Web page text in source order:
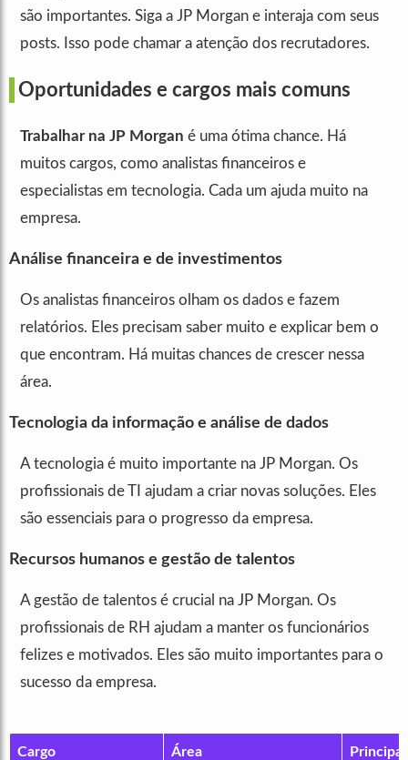
são importantes. Siga a JP Morgan e interaja com seus
posts. Isso pode chamar a atenção dos recrutadores.
Oportunidades e cargos mais comuns
Trabalhar na JP Morgan é uma ótima chance. Há
muitos cargos, como analistas financeiros e
especialistas em tecnologia. Cada um ajuda muito na
empresa.
Análise financeira e de investimentos
Os analistas financeiros olham os dados e fazem
relatórios. Eles precisam saber muito e explicar bem o
que encontram. Há muitas chances de crescer nessa
área.
Tecnologia da informação e análise de dados
A tecnologia é muito importante na JP Morgan. Os
profissionais de TI ajudam a criar novas soluções. Eles
são essenciais para o progresso da empresa.
Recursos humanos e gestão de talentos
A gestão de talentos é crucial na JP Morgan. Os
profissionais de RH ajudam a manter os funcionários
felizes e motivados. Eles são muito importantes para o
sucesso da empresa.
Cargo Área